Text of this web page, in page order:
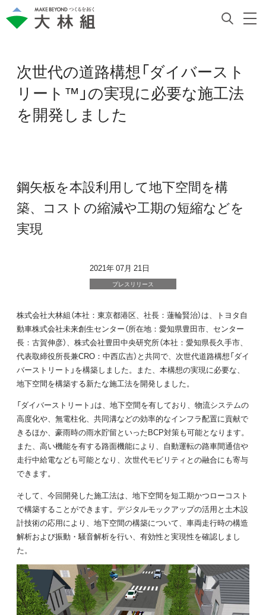
次世代の道路構想「ダイバースト
リート™」の実現に必要な施工法
を開発しました
鋼矢板を本設利用して地下空間を構
築、コストの縮減や工期の短縮などを
実現
2021年 07月 21日
プレスリリース
株式会社大林組（本社：東京都港区、社長：蓮輪賢治）は、トヨタ自
動車株式会社未来創生センター（所在地：愛知県豊田市、センター
長：古賀伸彦）、株式会社豊田中央研究所（本社：愛知県長久手市、
代表取締役所長兼CRO：中西広吉）と共同で、次世代道路構想「ダイ
バーストリート」を構築しました。また、本構想の実現に必要な、
地下空間を構築する新たな施工法を開発しました。
「ダイバーストリート」は、地下空間を有しており、物流システムの
高度化や、無電柱化、共同溝などの効率的なインフラ配置に貢献で
きるほか、豪雨時の雨水貯留といったBCP対策も可能となります。
また、高い機能を有する路面機能により、自動運転の路車間通信や
走行中給電なども可能となり、次世代モビリティとの融合にも寄与
できます。
そして、今回開発した施工法は、地下空間を短工期かつローコスト
で構築することができます。デジタルモックアップの活用と土木設
計技術の応用により、地下空間の構築について、車両走行時の構造
解析および振動・騒音解析を行い、有効性と実現性を確認しまし
た。